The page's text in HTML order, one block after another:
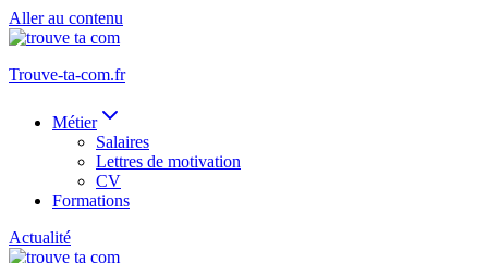
Aller au contenu
Trouve-ta-com.fr
Métier
Salaires
Lettres de motivation
CV
Formations
Actualité